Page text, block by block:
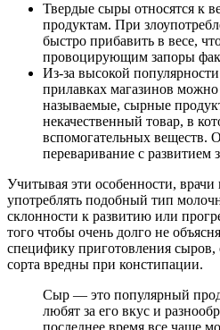
Твердые сыры относятся к
продуктам. При
быстро прибавить в весе,
провоцирующим запоры
Из-за высокой
прилавках магазинов можно
называемые, сырные
некачественный товар, в
вспомогательных веществ.
переваривание с развитием
Учитывая эти особенности,
употреблять подобный тип
склонности к развитию или
того чтобы очень долго не
специфику приготовления сыров,
сорта вредны при констипации.
Сыр — это популярный
любят за его вкус и